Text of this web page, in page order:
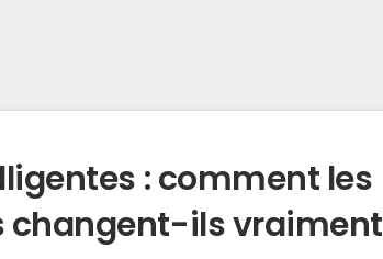
: comment les
changent-ils vraiment